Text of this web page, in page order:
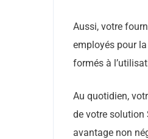
Aussi, votre
employés pour
formés à
Au quotidien,
de votre solution
avantage non